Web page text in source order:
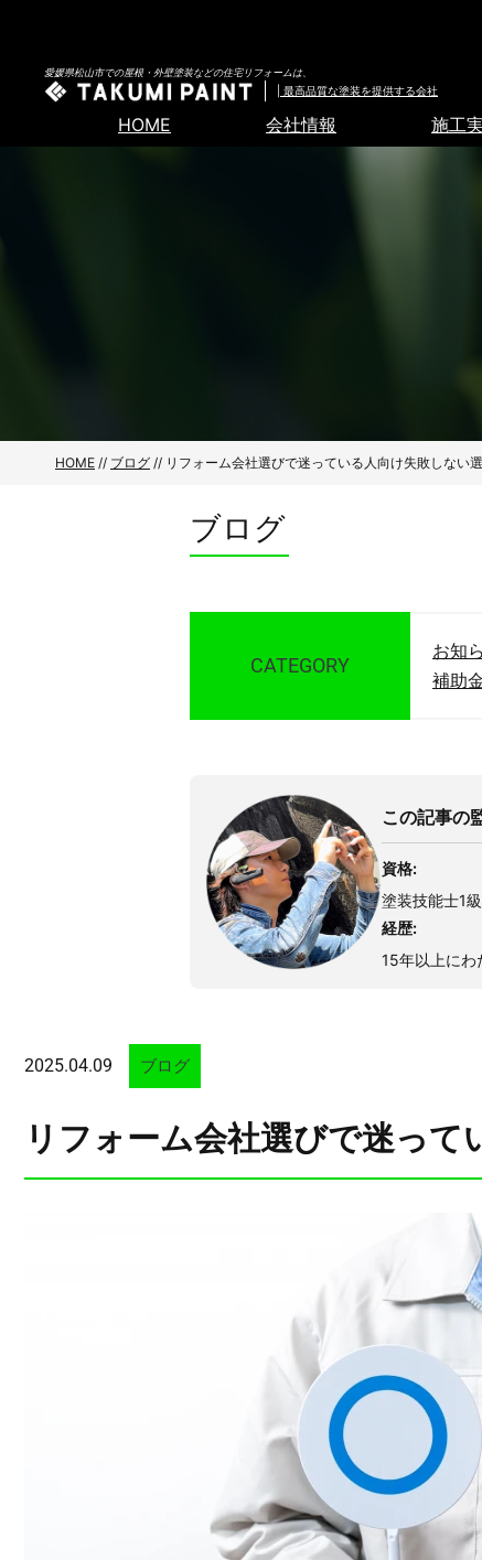
愛媛県松山市での屋根・外壁塗装などの住宅リフォームは、
| 最高品質な塗装を提供する会社
HOME 会社情報 施工
HOME // ブログ // リフォーム会社選びで迷っている人向け失敗しない
ブログ
CATEGORY
お知
補助
この記事の
資格:
塗装技能士1
経歴:
15年以上にわ
2025.04.09 ブログ
リフォーム会社選びで迷っ